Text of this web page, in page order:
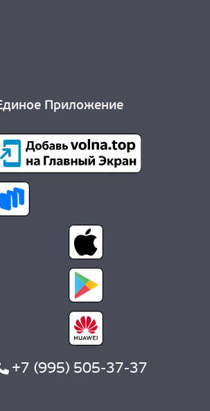
Приложение
+7 (995) 505-37-37